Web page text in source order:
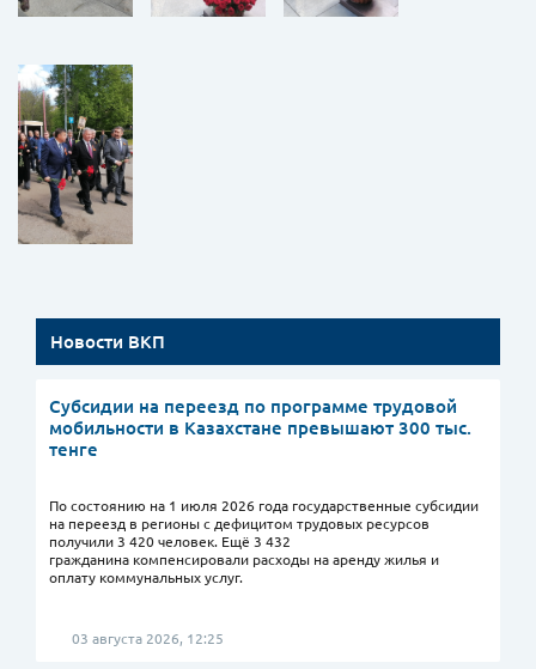
Новости ВКП
Субсидии на переезд по программе трудовой
мобильности в Казахстане превышают 300 тыс.
тенге
По состоянию на 1 июля 2026 года государственные субсидии
на переезд в регионы с дефицитом трудовых ресурсов
получили 3 420 человек. Ещё 3 432
гражданина компенсировали расходы на аренду жилья и
оплату коммунальных услуг.
03 августа 2026, 12:25